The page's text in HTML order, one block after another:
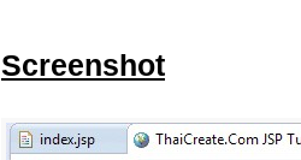
Screenshot